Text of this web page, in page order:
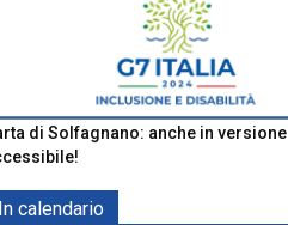
di Solfagnano: anche in versione
In calendario